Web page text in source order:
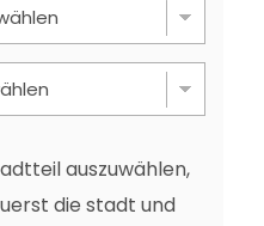
auszuwählen,
die stadt und